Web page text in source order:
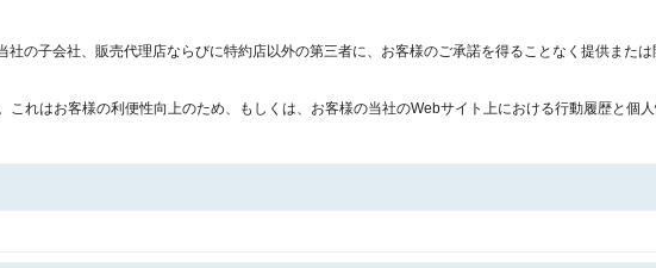
の子会社、販売代理店ならびに特約店以外の第三者に、お客様のご承諾を得ることなく提供また
れはお客様の利便性向上のため、もしくは、お客様の当社のWebサイト上における行動履歴と個